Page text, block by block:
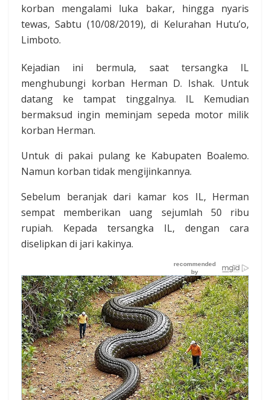
korban mengalami luka bakar, hingga nyaris
tewas, Sabtu (10/08/2019), di Kelurahan Hutu’o,
Limboto.
Kejadian ini bermula, saat tersangka IL
menghubungi korban Herman D. Ishak. Untuk
datang ke tampat tinggalnya. IL Kemudian
bermaksud ingin meminjam sepeda motor milik
korban Herman.
Untuk di pakai pulang ke Kabupaten Boalemo.
Namun korban tidak mengijinkannya.
Sebelum beranjak dari kamar kos IL, Herman
sempat memberikan uang sejumlah 50 ribu
rupiah. Kepada tersangka IL, dengan cara
diselipkan di jari kakinya.